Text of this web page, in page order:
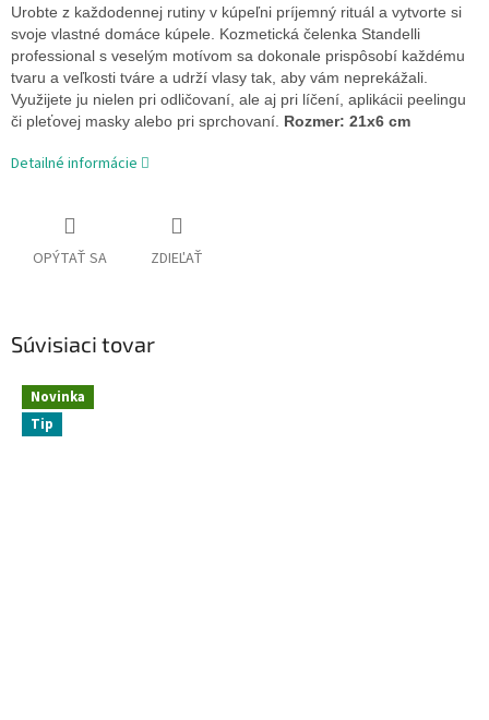
Urobte z každodennej rutiny v kúpeľni príjemný rituál a vytvorte si
svoje vlastné domáce kúpele. Kozmetická čelenka Standelli
professional s veselým motívom sa dokonale prispôsobí každému
tvaru a veľkosti tváre a udrží vlasy tak, aby vám neprekážali.
Využijete ju nielen pri odličovaní, ale aj pri líčení, aplikácii peelingu
či pleťovej masky alebo pri sprchovaní. Rozmer: 21x6 cm
Detailné informácie
OPÝTAŤ SA ZDIEĽAŤ
Súvisiaci tovar
Novinka
Tip